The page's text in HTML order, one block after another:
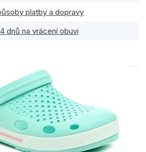
platby a dopravy
dnů na vrácení obuvi
PRODUKTY